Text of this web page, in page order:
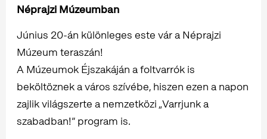
Néprajzi Múzeumban
Június 20-án különleges este vár a Néprajzi
Múzeum teraszán!
A Múzeumok Éjszakáján a foltvarrók is
beköltöznek a város szívébe, hiszen ezen a napon
zajlik világszerte a nemzetközi „Varrjunk a
szabadban!” program is.